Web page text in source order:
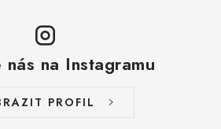
na Instagramu
PROFIL